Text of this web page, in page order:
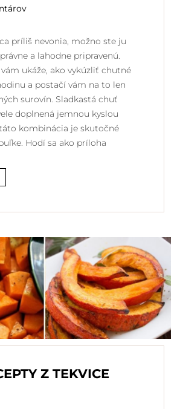
príliš nevonia, možno ste ju
a lahodne pripravenú.
ukáže, ako vykúzliť chutné
a postačí vám na to len
surovín. Sladkastá chuť
doplnená jemnou kyslou
kombinácia je skutočné
Hodí sa ako príloha
Z TEKVICE